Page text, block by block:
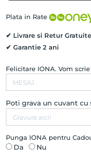
Plata in Rate
✔ Livrare si Retur Gratuite
✔ Garantie 2 ani
Felicitare IONA. Vom
Poti grava un cuvant
Punga IONA pentru
Da Nu